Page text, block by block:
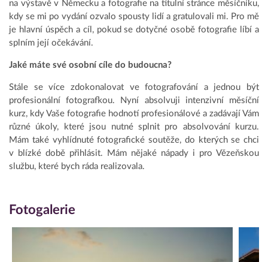
na výstavě v Německu a fotografie na titulní stránce měsíčníku,
kdy se mi po vydání ozvalo spousty lidí a gratulovali mi. Pro mě
je hlavní úspěch a cíl, pokud se dotyčné osobě fotografie líbí a
splním její očekávání.
Jaké máte své osobní cíle do budoucna?
Stále se více zdokonalovat ve fotografování a jednou být
profesionální fotografkou. Nyní absolvuji intenzivní měsíční
kurz, kdy Vaše fotografie hodnotí profesionálové a zadávají Vám
různé úkoly, které jsou nutné splnit pro absolvování kurzu.
Mám také vyhlídnuté fotografické soutěže, do kterých se chci
v blízké době přihlásit. Mám nějaké nápady i pro Vězeňskou
službu, které bych ráda realizovala.
Fotogalerie